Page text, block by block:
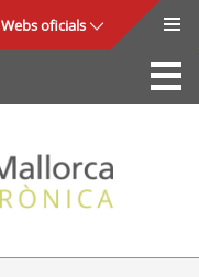
Webs oficials
La Seu
Consell de Mallorca
Accés i seguretat
Utilitats